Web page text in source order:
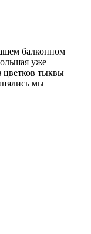
балконном
уже
цветков тыквы
мы